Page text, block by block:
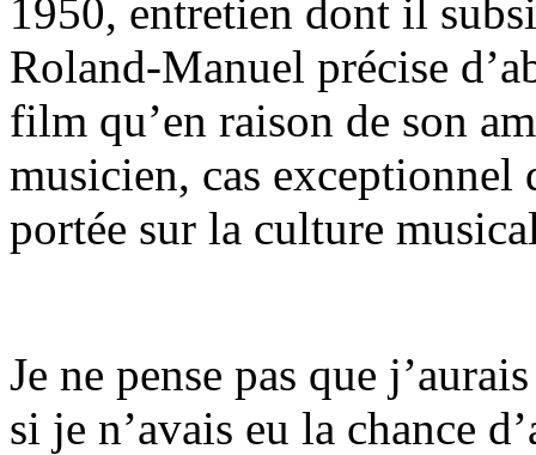
1950, entretien dont il
Roland-Manuel précise
film qu’en raison de son
musicien, cas exceptionnel
portée sur la culture
Je ne pense pas que
si je n’avais eu la chance